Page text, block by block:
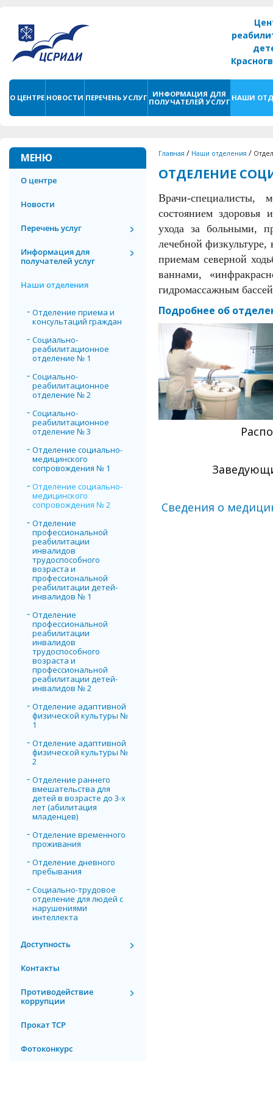
О ЦЕНТРЕ НОВОСТИ ПЕРЕЧЕНЬ УСЛУГ
ИНФОРМАЦИЯ ДЛЯ
ПОЛУЧАТЕЛЕЙ УСЛУГ НАШИ
МЕНЮ
О центре
Новости
Перечень услуг
Информация для
получателей услуг
Наши отделения
Отделение приема и
консультаций граждан
Социально-
реабилитационное
отделение № 1
Социально-
реабилитационное
отделение № 2
Социально-
реабилитационное
отделение № 3
Отделение социально-
медицинского
сопровождения № 1
Отделение социально-
медицинского
сопровождения № 2
Отделение
профессиональной
реабилитации
инвалидов
трудоспособного
возраста и
профессиональной
реабилитации детей-
инвалидов № 1
Отделение
профессиональной
реабилитации
инвалидов
трудоспособного
возраста и
профессиональной
реабилитации детей-
инвалидов № 2
Отделение адаптивной
физической культуры №
1
Отделение адаптивной
физической культуры №
2
Отделение раннего
вмешательства для
детей в возрасте до 3-х
лет (абилитация
младенцев)
Отделение временного
проживания
Отделение дневного
пребывания
Социально-трудовое
отделение для людей с
нарушениями
интеллекта
Доступность
Контакты
Противодействие
коррупции
Прокат ТСР
Фотоконкурс
Главная / Наши отделения /
ОТДЕЛЕНИЕ
Врачи-специалисты,
состоянием здоровья
ухода за больными,
лечебной
приемам северной
ваннами,
гидромассажным
Подробнее об
Сведения о